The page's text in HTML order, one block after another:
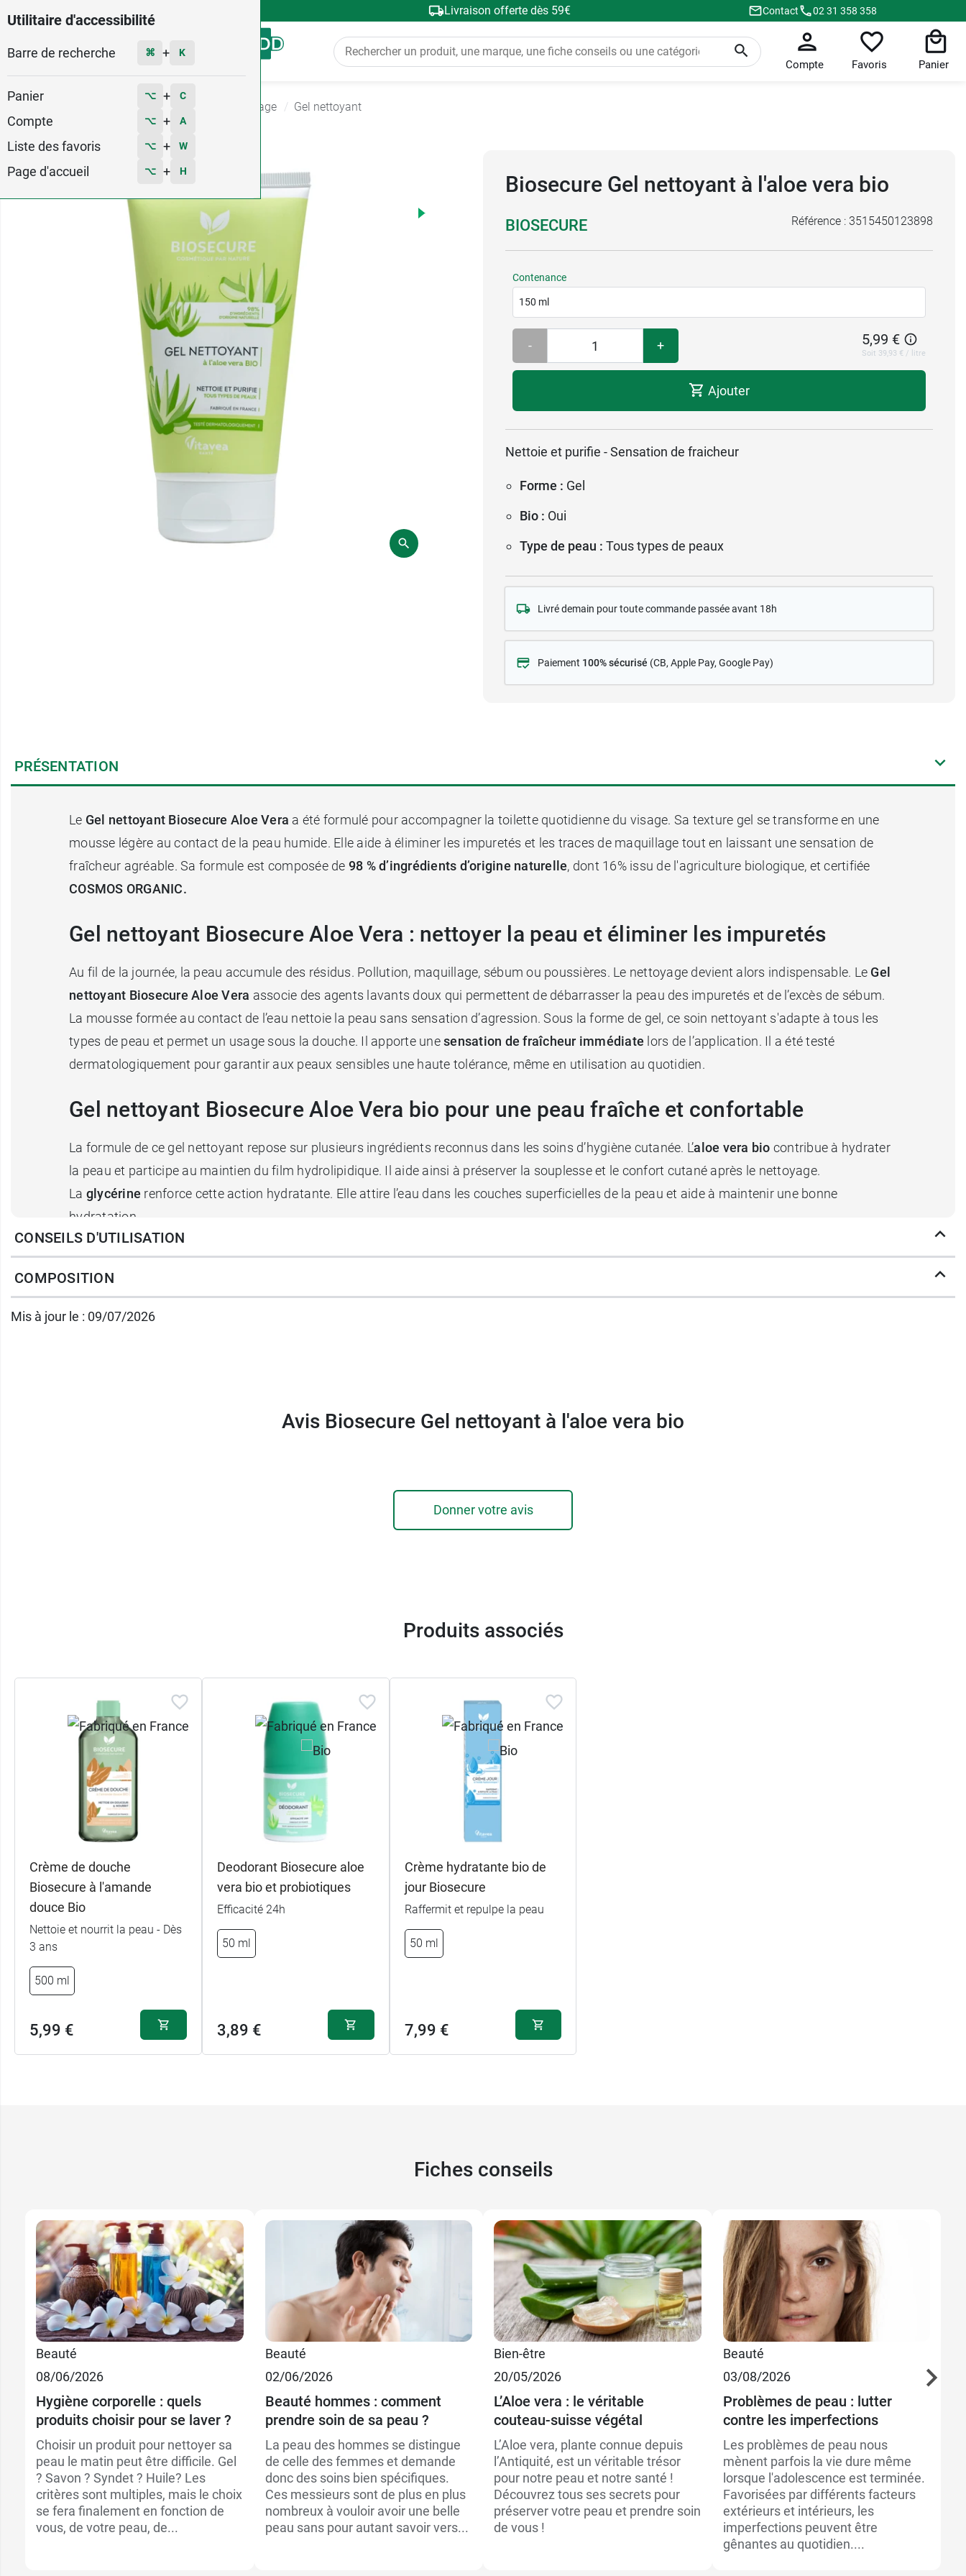
Utilitaire d'accessibilité
Barre de recherche ⌘ + K
Panier ⌥ + C
Compte ⌥ + A
Liste des favoris ⌥ + W
Page d'accueil ⌥ + H
Livraison offerte dès 59€ Contact 02 31 358 358
Menu
Compte Favoris Panier
Soin nettoyant visage Gel nettoyant
Biosecure Gel nettoyant à l'aloe vera bio
BIOSECURE Référence : 3515450123898
Contenance
150 ml
- + 5,99 €
Soit 39,93 € / litre
Ajouter
Nettoie et purifie - Sensation de fraicheur
Forme : Gel
Bio : Oui
Type de peau : Tous types de peaux
Livré demain pour toute commande passée avant 18h
Paiement 100% sécurisé (CB, Apple Pay, Google Pay)
PRÉSENTATION
Le Gel nettoyant Biosecure Aloe Vera a été formulé pour accompagner la toilette quotidienne du visage. Sa texture gel se transforme en une
mousse légère au contact de la peau humide. Elle aide à éliminer les impuretés et les traces de maquillage tout en laissant une sensation de
fraîcheur agréable. Sa formule est composée de 98 % d’ingrédients d’origine naturelle, dont 16% issu de l'agriculture biologique, et certifiée
COSMOS ORGANIC.
Gel nettoyant Biosecure Aloe Vera : nettoyer la peau et éliminer les impuretés
Au fil de la journée, la peau accumule des résidus. Pollution, maquillage, sébum ou poussières. Le nettoyage devient alors indispensable. Le Gel
nettoyant Biosecure Aloe Vera associe des agents lavants doux qui permettent de débarrasser la peau des impuretés et de l’excès de sébum.
La mousse formée au contact de l’eau nettoie la peau sans sensation d’agression. Sous la forme de gel, ce soin nettoyant s'adapte à tous les
types de peau et permet un usage sous la douche. Il apporte unesensation de fraîcheur immédiate lors de l’application. Il a été testé
dermatologiquement pour garantir aux peaux sensibles une haute tolérance, même en utilisation au quotidien.
Gel nettoyant Biosecure Aloe Vera bio pour une peau fraîche et confortable
La formule de ce gel nettoyant repose sur plusieurs ingrédients reconnus dans les soins d’hygiène cutanée. L’aloe vera bio contribue à hydrater
la peau et participe au maintien du film hydrolipidique. Il aide ainsi à préserver la souplesse et le confort cutané après le nettoyage.
La glycérine renforce cette action hydratante. Elle attire l’eau dans les couches superficielles de la peau et aide à maintenir une bonne
hydratation.
L’extrait d’algue boréale (Laminaria hyperborea)
sébum.
Le visage est nettoyé et prêt à recevoir les soins suivants de la routine quotidienne. Pour le reste du corps, le
CONSEILS D'UTILISATION
COMPOSITION
Mis à jour le : 09/07/2026
Avis Biosecure Gel nettoyant à l'aloe vera bio
Donner votre avis
Produits associés
Crème de douche
Biosecure à l'amande
douce Bio
Nettoie et nourrit la peau - Dès
3 ans
500 ml
5,99 €
Deodorant Biosecure aloe
vera bio et probiotiques
Efficacité 24h
50 ml
3,89 €
Crème hydratante bio de
jour Biosecure
Raffermit et repulpe la peau
50 ml
7,99 €
Fiches conseils
Beauté
08/06/2026
Hygiène corporelle : quels
produits choisir pour se laver ?
Choisir un produit pour nettoyer sa
peau le matin peut être difficile. Gel
? Savon ? Syndet ? Huile? Les
critères sont multiples, mais le choix
se fera finalement en fonction de
vous, de votre peau, de...
Beauté
02/06/2026
Beauté hommes : comment
prendre soin de sa peau ?
La peau des hommes se distingue
de celle des femmes et demande
donc des soins bien spécifiques.
Ces messieurs sont de plus en plus
nombreux à vouloir avoir une belle
peau sans pour autant savoir vers...
Bien-être
20/05/2026
L’Aloe vera : le véritable
couteau-suisse végétal
L’Aloe vera, plante connue depuis
l’Antiquité, est un véritable trésor
pour notre peau et notre santé !
Découvrez tous ses secrets pour
préserver votre peau et prendre soin
de vous !
Beauté
03/08/2026
Problèmes de peau : lutter
contre les imperfections
Les problèmes de peau nous
mènent parfois la vie dure même
lorsque l'adolescence est terminée.
Favorisées par différents facteurs
extérieurs et intérieurs, les
imperfections peuvent être
gênantes au quotidien....